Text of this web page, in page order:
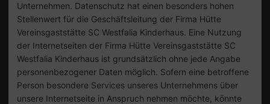
Unternehmen. Datenschutz hat einen besonders hohen
Stellenwert für die Geschäftsleitung der Firma Hütte
Vereinsgaststätte SC Westfalia Kinderhaus. Eine Nutzung
der Internetseiten der Firma Hütte Vereinsgaststätte SC
Westfalia Kinderhaus ist grundsätzlich ohne jede Angabe
personenbezogener Daten möglich. Sofern eine betroffene
Person besondere Services unseres Unternehmens über
unsere Internetseite in Anspruch nehmen möchte, könnte